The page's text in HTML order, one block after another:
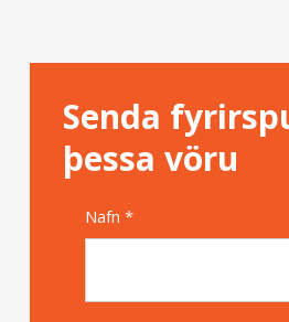
Senda
þessa vöru
Nafn *